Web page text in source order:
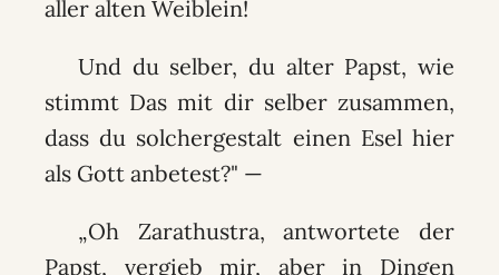
aller alten Weiblein!
Und du selber, du alter Papst, wie
stimmt Das mit dir selber zusammen,
dass du solchergestalt einen Esel hier
als Gott anbetest?" —
„Oh Zarathustra, antwortete der
Papst, vergieb mir, aber in Dingen